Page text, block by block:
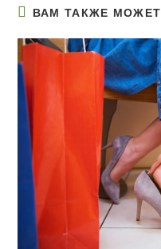
ВАМ ТАКЖЕ